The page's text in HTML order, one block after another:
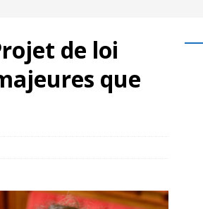
de loi
que